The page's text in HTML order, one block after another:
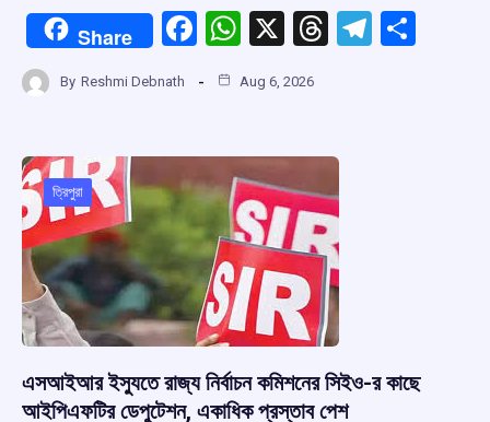
Share
F
ce
o
o
k
W
at
A
p
p
X
T
d
s
T
By Reshmi Debnath Aug 6, 2026
ত্রিপুরা
এসআইআর ইস্যুতে রাজ্য নির্বাচন কমিশনের সিইও-র কাছে
আইপিএফটির ডেপুটেশন, একাধিক প্রস্তাব পেশ